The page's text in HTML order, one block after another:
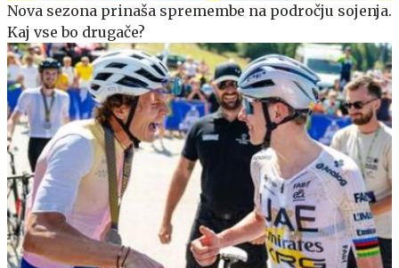
Nova sezona prinaša spremembe na področju sojenja.
Kaj vse bo drugače?